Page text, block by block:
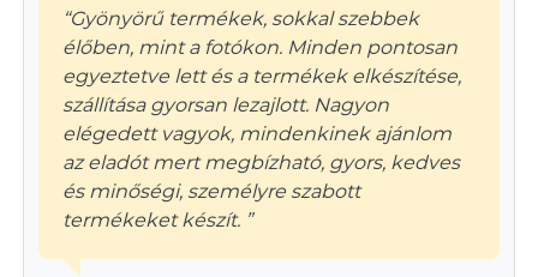
“Gyönyörű termékek, sokkal szebbek
élőben, mint a fotókon. Minden pontosan
egyeztetve lett és a termékek elkészítése,
szállítása gyorsan lezajlott. Nagyon
elégedett vagyok, mindenkinek ajánlom
az eladót mert megbízható, gyors, kedves
és minőségi, személyre szabott
termékeket készít. ”